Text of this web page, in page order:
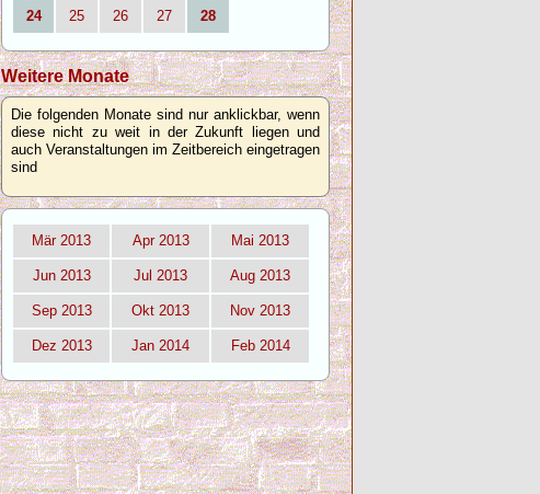
24 25 26 27 28
Weitere Monate
Die folgenden Monate sind nur anklickbar, wenn
diese nicht zu weit in der Zukunft liegen und
auch Veranstaltungen im Zeitbereich eingetragen
sind
Mär 2013 Apr 2013 Mai 2013
Jun 2013 Jul 2013 Aug 2013
Sep 2013 Okt 2013 Nov 2013
Dez 2013 Jan 2014 Feb 2014